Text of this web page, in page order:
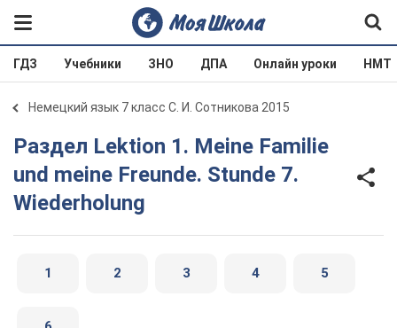
ГДЗ Учебники ЗНО ДПА Онлайн уроки НМТ
Немецкий язык 7 класс С. И. Сотникова 2015
Раздел Lektion 1. Meine Familie
und meine Freunde. Stunde 7.
Wiederholung
1 2 3 4 5